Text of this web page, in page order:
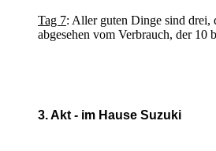
Tag 7: Aller guten Dinge sind drei,
abgesehen vom Verbrauch, der 10
3. Akt - im Hause Suzuki